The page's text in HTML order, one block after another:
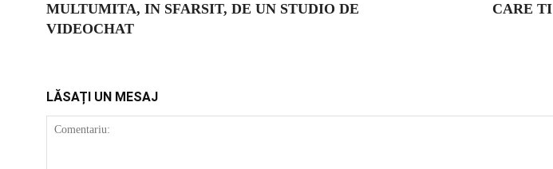
MULTUMITA, IN SFARSIT, DE UN STUDIO DE
VIDEOCHAT
CARE
LĂSAȚI UN MESAJ